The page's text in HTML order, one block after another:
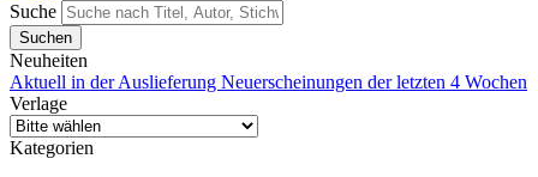
Suche
Neuheiten
Aktuell in der Auslieferung Neuerscheinungen der letzten 4 Wochen
Verlage
Kategorien